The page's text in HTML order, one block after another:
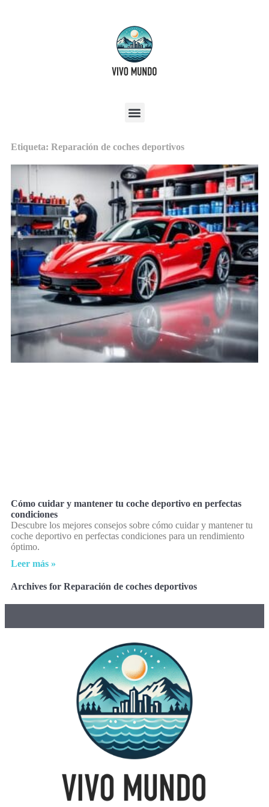
Etiqueta: Reparación de coches deportivos
Cómo cuidar y mantener tu coche deportivo en perfectas
condiciones
Descubre los mejores consejos sobre cómo cuidar y mantener tu
coche deportivo en perfectas condiciones para un rendimiento
óptimo.
Leer más »
Archives for Reparación de coches deportivos